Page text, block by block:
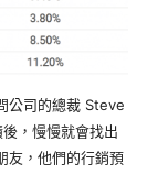
公司的總裁 Steve
，慢慢就會找出
友，他們的行銷預